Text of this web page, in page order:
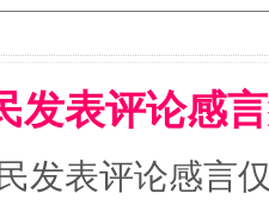
发表评论感
发表评论感言